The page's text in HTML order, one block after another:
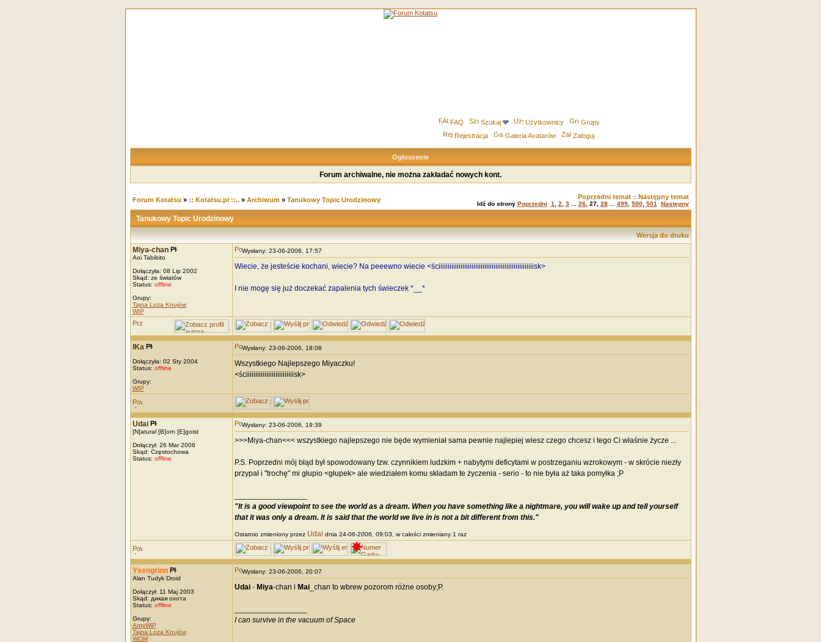
FAQ Szukaj Użytkownicy
Grupy
Rejestracja
Galeria Avatarów Zaloguj
Ogłoszenie
Forum archiwalne, nie można zakładać nowych kont.
Forum Kotatsu » :: Kotatsu.pl ::..» Archiwum» Tanukowy Topic Urodzinowy Poprzedni temat:: Następny temat
Idź do strony Poprzedni 1 2 3... 26, 27, 28... 499, 500, 501 Następny
Tanukowy Topic Urodzinowy
Wersja do druku
Miya-chan
Aoi Tabibito
Dołączyła: 08 Lip 2002
Skąd: ze światów
Status: offline
Grupy:
Tajna Loża Knujów
WIP
Wysłany: 23-06-2006, 17:57
Wiecie, że jesteście kochani, wiecie? Na peeewno wiecie <ściiiiiiiiiiiiiiiiiiiiiiiiiiiiiiiiiiiiiiiiiiiiiiiiiiiisk>
I nie mogę się już doczekać zapalenia tych świeczek *__*
IKa
Dołączyła: 02 Sty 2004
Status: offline
Grupy:
WIP
Wysłany: 23-06-2006, 18:08
Wszystkiego Najlepszego Miyaczku!
<ściiiiiiiiiiiiiiiiiiiiiiiiiisk>
Udai
[N]atural [B]orn [E]goist
Dołączył: 26 Mar 2006
Skąd: Częstochowa
Status: offline
Wysłany: 23-06-2006, 19:39
>>>Miya-chan<<< wszystkiego najlepszego nie będe wymieniał sama pewnie najlepiej wiesz czego chcesz i tego Ci właśnie życze ...
P.S. Poprzedni mój błąd był spowodowany tzw. czynnikiem ludzkim + nabytymi deficytami w postrzeganiu wzrokowym - w skrócie niezły
przypał i "trochę" mi głupio <głupek> ale wiedziałem komu składam te życzenia - serio - to nie była aż taka pomyłka ;P
"It is a good viewpoint to see the world as a dream. When you have something like a nightmare, you will wake up and tell yourself
that it was only a dream. It is said that the world we live in is not a bit different from this."
Ostatnio zmieniony przez Udai dnia 24-06-2006, 09:03, w całości zmieniany 1 raz
Ysengrinn
Alan Tudyk Droid
Dołączył: 11 Maj 2003
Skąd: дикая охота
Status: offline
Grupy:
AntyWiP
Tajna Loża Knujów
WOM
Wysłany: 23-06-2006, 20:07
Udai- Miya-chan i Mai_chan to wbrew pozorom różne osoby;P.
I can survive in the vacuum of Space